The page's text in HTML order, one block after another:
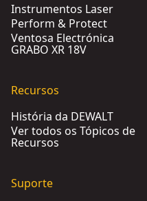
Instrumentos Laser
Perform & Protect
Ventosa Electrónica
GRABO XR 18V
Recursos
História da DEWALT
Ver todos os Tópicos de
Recursos
Suporte